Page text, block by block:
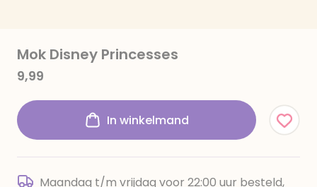
Mok Disney Princesses
9,99
In winkelmand
Maandag t/m vrijdag voor 22:00 uur besteld,